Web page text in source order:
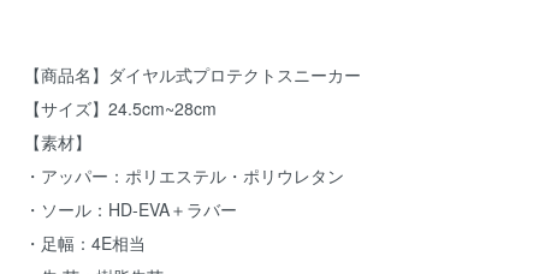
【商品名】ダイヤル式プロテクトスニーカー
【サイズ】24.5cm~28cm
【素材】
・アッパー：ポリエステル・ポリウレタン
・ソール：HD-EVA＋ラバー
・足幅：4E相当